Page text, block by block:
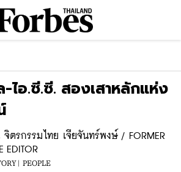
อ.ซี.ซี. สองเสาหลักแห่ง
ตรกรรมไทย เจียจันทร์พงษ์ / FORMER
EDITOR
|
PEOPLE